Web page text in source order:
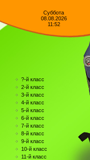
Суббота
08.08.2026
11:52
?-й класс
2-й класс
3-й класс
4-й класс
5-й класс
6-й класс
7-й класс
8-й класс
9-й класс
10-й класс
11-й класс